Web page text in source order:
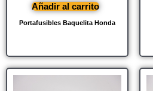
Portafusibles Baquelita Honda
Añadir al carrito